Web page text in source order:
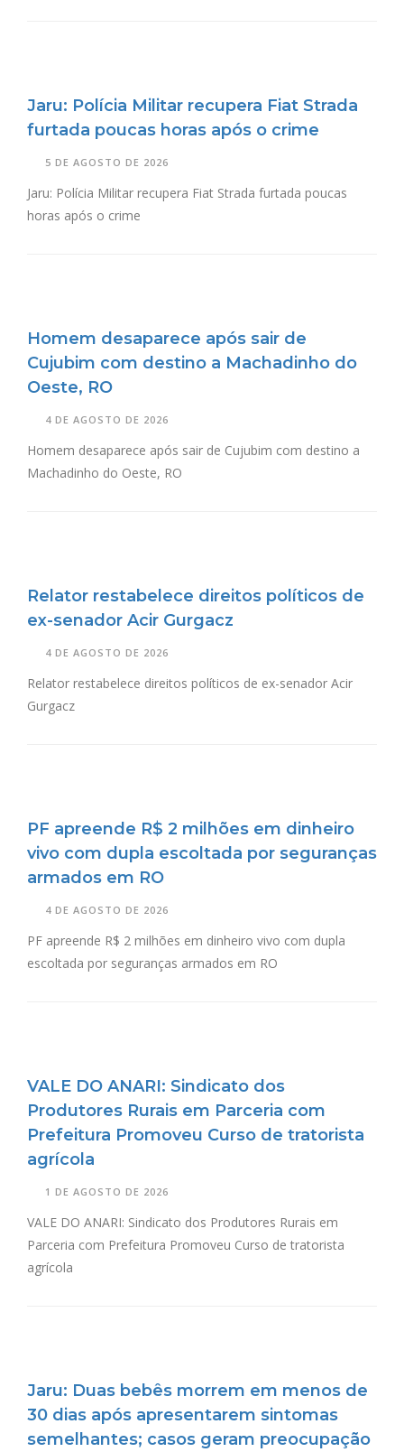
Jaru: Polícia Militar recupera Fiat Strada
furtada poucas horas após o crime
5 DE AGOSTO DE 2026
Jaru: Polícia Militar recupera Fiat Strada furtada poucas
horas após o crime
Homem desaparece após sair de
Cujubim com destino a Machadinho do
Oeste, RO
4 DE AGOSTO DE 2026
Homem desaparece após sair de Cujubim com destino a
Machadinho do Oeste, RO
Relator restabelece direitos políticos de
ex-senador Acir Gurgacz
4 DE AGOSTO DE 2026
Relator restabelece direitos políticos de ex-senador Acir
Gurgacz
PF apreende R$ 2 milhões em dinheiro
vivo com dupla escoltada por seguranças
armados em RO
4 DE AGOSTO DE 2026
PF apreende R$ 2 milhões em dinheiro vivo com dupla
escoltada por seguranças armados em RO
VALE DO ANARI: Sindicato dos
Produtores Rurais em Parceria com
Prefeitura Promoveu Curso de tratorista
agrícola
1 DE AGOSTO DE 2026
VALE DO ANARI: Sindicato dos Produtores Rurais em
Parceria com Prefeitura Promoveu Curso de tratorista
agrícola
Jaru: Duas bebês morrem em menos de
30 dias após apresentarem sintomas
semelhantes; casos geram preocupação